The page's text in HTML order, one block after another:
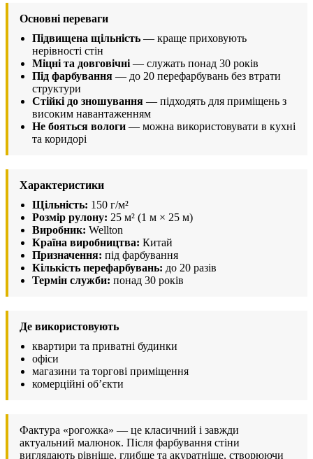
Основні переваги
Підвищена щільність — краще приховують
нерівності стін
Міцні та довговічні — служать понад 30 років
Під фарбування — до 20 перефарбувань без втрати
структури
Стійкі до зношування — підходять для приміщень з
високим навантаженням
Не бояться вологи — можна використовувати в кухні
та коридорі
Характеристики
Щільність: 150 г/м²
Розмір рулону: 25 м² (1 м × 25 м)
Виробник: Wellton
Країна виробництва: Китай
Призначення: під фарбування
Кількість перефарбувань: до 20 разів
Термін служби: понад 30 років
Де використовують
квартири та приватні будинки
офіси
магазини та торгові приміщення
комерційні об’єкти
Фактура «рогожка» — це класичний і завжди
актуальний малюнок. Після фарбування стіни
виглядають рівніше, глибше та акуратніше, створюючи